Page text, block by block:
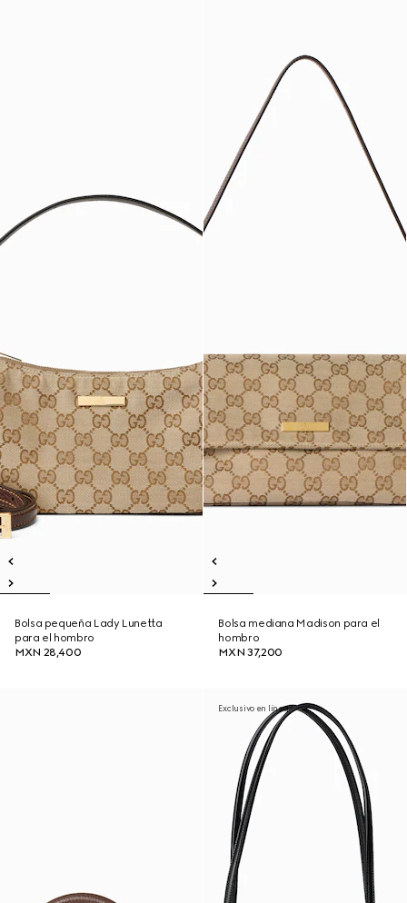
Bolsa pequeña Lady Lunetta
para el hombro
MXN 28,400
Bolsa mediana Madison para el
hombro
MXN 37,200
Exclusivo en línea